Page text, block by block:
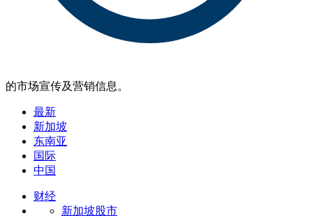
的市场宣传及营销信息。
最新
新加坡
东南亚
国际
中国
财经
新加坡股市